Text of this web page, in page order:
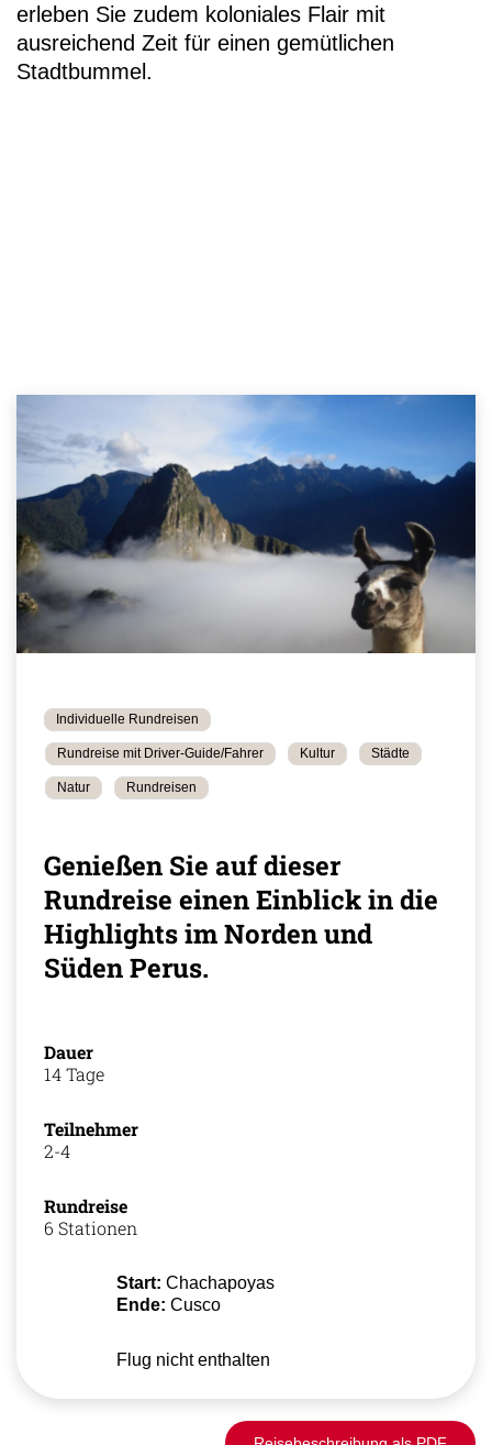
erleben Sie zudem koloniales Flair mit
ausreichend Zeit für einen gemütlichen
Stadtbummel.
Individuelle Rundreisen
Rundreise mit Driver-Guide/Fahrer Kultur Städte
Natur Rundreisen
Genießen Sie auf dieser
Rundreise einen Einblick in die
Highlights im Norden und
Süden Perus.
Dauer
14 Tage
Teilnehmer
2-4
Rundreise
6 Stationen
Start: Chachapoyas
Ende: Cusco
Flug nicht enthalten